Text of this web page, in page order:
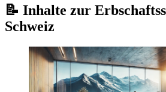
📝 Inhalte zur
Schweiz